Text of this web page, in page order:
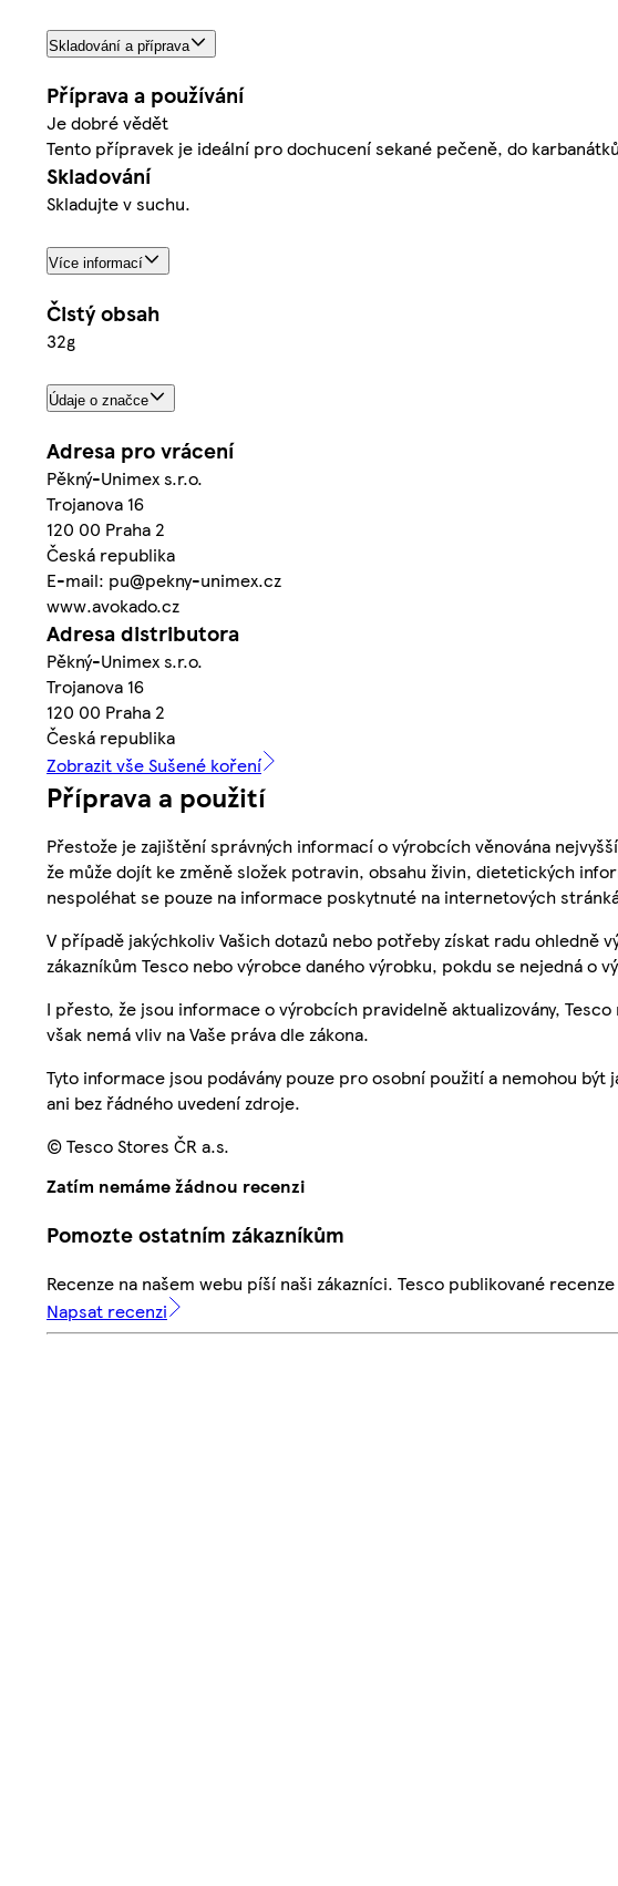
Skladování a příprava
Příprava a používání
Je dobré vědět
Tento přípravek je ideální pro dochucení sekané pečeně, do
Skladování
Skladujte v suchu.
Více informací
Čistý obsah
32g
Údaje o značce
Adresa pro vrácení
Pěkný-Unimex s.r.o.
Trojanova 16
120 00 Praha 2
Česká republika
E-mail: pu@pekny-unimex.cz
www.avokado.cz
Adresa distributora
Pěkný-Unimex s.r.o.
Trojanova 16
120 00 Praha 2
Česká republika
Zobrazit vše Sušené koření
Příprava a použití
Přestože je zajištění správných informací o výrobcích věnována
že může dojít ke změně složek potravin, obsahu živin, dietetických
nespoléhat se pouze na informace poskytnuté na internetových
V případě jakýchkoliv Vašich dotazů nebo potřeby získat radu ohledně
zákazníkům Tesco nebo výrobce daného výrobku, pokdu se nejedná o
I přesto, že jsou informace o výrobcích pravidelně aktualizovány,
však nemá vliv na Vaše práva dle zákona.
Tyto informace jsou podávány pouze pro osobní použití a nemohou
ani bez řádného uvedení zdroje.
© Tesco Stores ČR a.s.
Zatím nemáme žádnou recenzi
Pomozte ostatním zákazníkům
Recenze na našem webu píší naši zákazníci. Tesco publikované
Napsat recenzi